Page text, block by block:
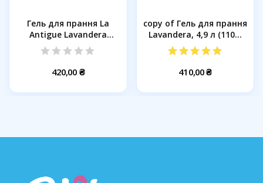
Гель для прання La
Antigue Lavandera
Natural...
420,00 ₴
copy of Гель для прання
Lavandera, 4,9 л (110...
410,00 ₴